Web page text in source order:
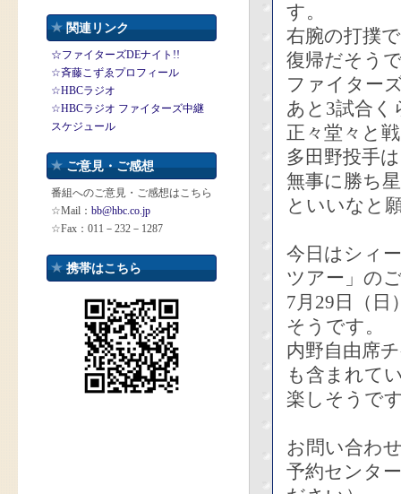
関連リンク
☆ファイターズDEナイト!!
☆斉藤こずゑプロフィール
☆HBCラジオ
☆HBCラジオ ファイターズ中継
スケジュール
ご意見・ご感想
番組へのご意見・ご感想はこちら
☆Mail： bb@hbc.co.jp
☆Fax：011－232－1287
携帯はこちら
す。
右腕の打撲
復帰だそう
ファイター
あと3試合く
正々堂々と
多田野投手
無事に勝ち
といいなと
今日はシィ
ツアー」の
7月29日（
そうです。
内野自由席
も含まれて
楽しそうで
お問い合わ
予約センタ